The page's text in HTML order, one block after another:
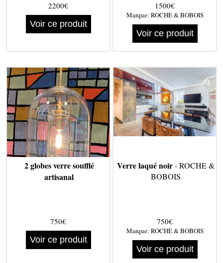
2200€
Voir ce produit
1500€
Marque: ROCHE & BOBOIS
Voir ce produit
2 globes verre soufflé
artisanal
750€
Voir ce produit
Verre laqué noir- ROCHE &
BOBOIS
750€
Marque: ROCHE & BOBOIS
Voir ce produit